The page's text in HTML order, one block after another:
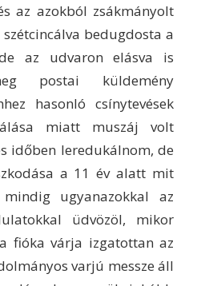
az azokból zsákmányolt
szétcincálva bedugdosta a
az udvaron elásva is
postai küldemény
hasonló csínytevések
miatt muszáj volt
időben leredukálnom, de
a 11 év alatt mit
ugyanazokkal az
üdvözöl, mikor
fióka várja izgatottan az
varjú messze áll